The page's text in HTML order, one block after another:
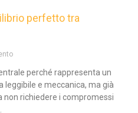
perfetto tra
perché rappresenta un
leggibile e meccanica, ma già
richiedere i compromessi